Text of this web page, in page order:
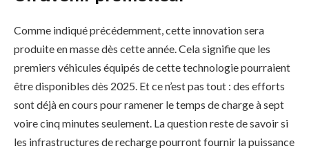
Comme indiqué précédemment, cette innovation sera
produite en masse dès cette année. Cela signifie que les
premiers véhicules équipés de cette technologie pourraient
être disponibles dès 2025. Et ce n’est pas tout : des efforts
sont déjà en cours pour ramener le temps de charge à sept
voire cinq minutes seulement. La question reste de savoir si
les infrastructures de recharge pourront fournir la puissance